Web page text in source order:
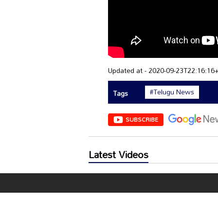
Updated at - 2020-09-
Tags
#Telugu News
SUBSCRIBE
Latest Videos